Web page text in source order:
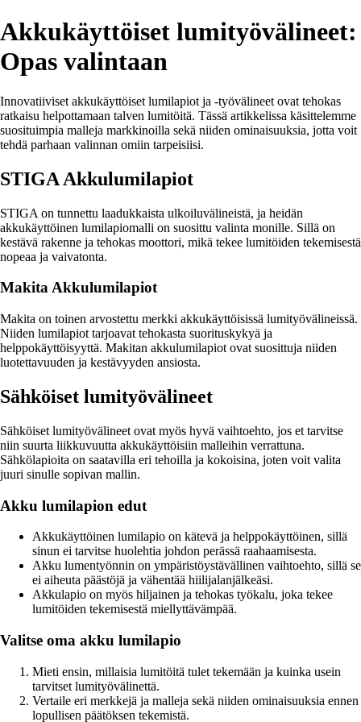
Akkukäyttöiset lumityövälineet:
Opas valintaan
Innovatiiviset akkukäyttöiset lumilapiot ja -työvälineet ovat tehokas
ratkaisu helpottamaan talven lumitöitä. Tässä artikkelissa käsittelemme
suosituimpia malleja markkinoilla sekä niiden ominaisuuksia, jotta voit
tehdä parhaan valinnan omiin tarpeisiisi.
STIGA Akkulumilapiot
STIGA on tunnettu laadukkaista ulkoiluvälineistä, ja heidän
akkukäyttöinen lumilapiomalli on suosittu valinta monille. Sillä on
kestävä rakenne ja tehokas moottori, mikä tekee lumitöiden tekemisestä
nopeaa ja vaivatonta.
Makita Akkulumilapiot
Makita on toinen arvostettu merkki akkukäyttöisissä lumityövälineissä.
Niiden lumilapiot tarjoavat tehokasta suorituskykyä ja
helppokäyttöisyyttä. Makitan akkulumilapiot ovat suosittuja niiden
luotettavuuden ja kestävyyden ansiosta.
Sähköiset lumityövälineet
Sähköiset lumityövälineet ovat myös hyvä vaihtoehto, jos et tarvitse
niin suurta liikkuvuutta akkukäyttöisiin malleihin verrattuna.
Sähkölapioita on saatavilla eri tehoilla ja kokoisina, joten voit valita
juuri sinulle sopivan mallin.
Akku lumilapion edut
Akkukäyttöinen lumilapio on kätevä ja helppokäyttöinen, sillä
sinun ei tarvitse huolehtia johdon perässä raahaamisesta.
Akku lumentyönnin on ympäristöystävällinen vaihtoehto, sillä se
ei aiheuta päästöjä ja vähentää hiilijalanjälkeäsi.
Akkulapio on myös hiljainen ja tehokas työkalu, joka tekee
lumitöiden tekemisestä miellyttävämpää.
Valitse oma akku lumilapio
Mieti ensin, millaisia lumitöitä tulet tekemään ja kuinka usein
tarvitset lumityövälinettä.
Vertaile eri merkkejä ja malleja sekä niiden ominaisuuksia ennen
lopullisen päätöksen tekemistä.